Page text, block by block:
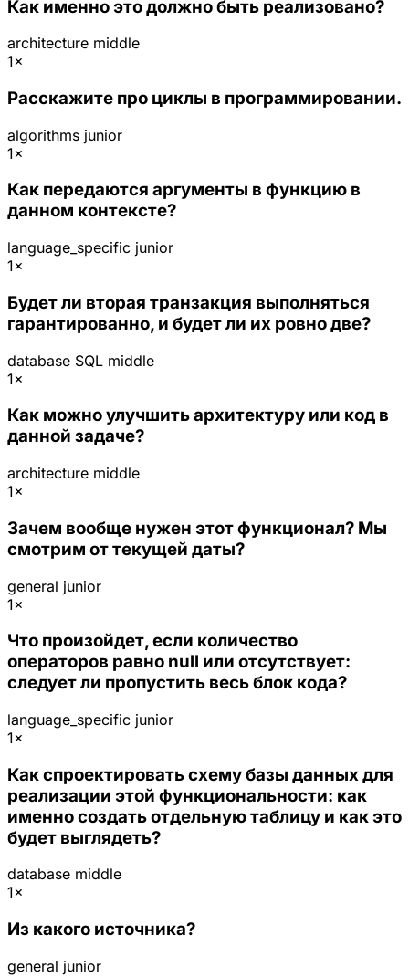
Как именно это должно быть реализовано?
architecture middle
1×
Расскажите про циклы в программировании.
algorithms junior
1×
Как передаются аргументы в функцию в
данном контексте?
language_specific junior
1×
Будет ли вторая транзакция выполняться
гарантированно, и будет ли их ровно две?
database SQL middle
1×
Как можно улучшить архитектуру или код в
данной задаче?
architecture middle
1×
Зачем вообще нужен этот функционал? Мы
смотрим от текущей даты?
general junior
1×
Что произойдет, если количество
операторов равно null или отсутствует:
следует ли пропустить весь блок кода?
language_specific junior
1×
Как спроектировать схему базы данных для
реализации этой функциональности: как
именно создать отдельную таблицу и как это
будет выглядеть?
database middle
1×
Из какого источника?
general junior